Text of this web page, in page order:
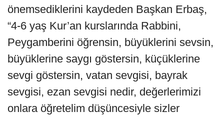
önemsediklerini kaydeden Başkan Erbaş,
“4-6 yaş Kur’an kurslarında Rabbini,
Peygamberini öğrensin, büyüklerini sevsin,
büyüklerine saygı göstersin, küçüklerine
sevgi göstersin, vatan sevgisi, bayrak
sevgisi, ezan sevgisi nedir, değerlerimizi
onlara öğretelim düşüncesiyle sizler